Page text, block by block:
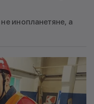
инопланетяне, а